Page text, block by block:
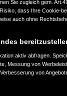
Sie zugleich gem.
dass Ihre Cookie-
auch ohne
aktiv abfragen.
Messung von
von